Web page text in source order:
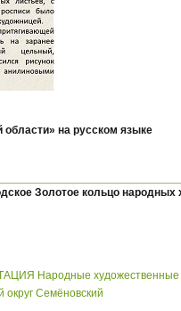
на русском языке
Золотое кольцо
Народные художественные
округ Семёновский